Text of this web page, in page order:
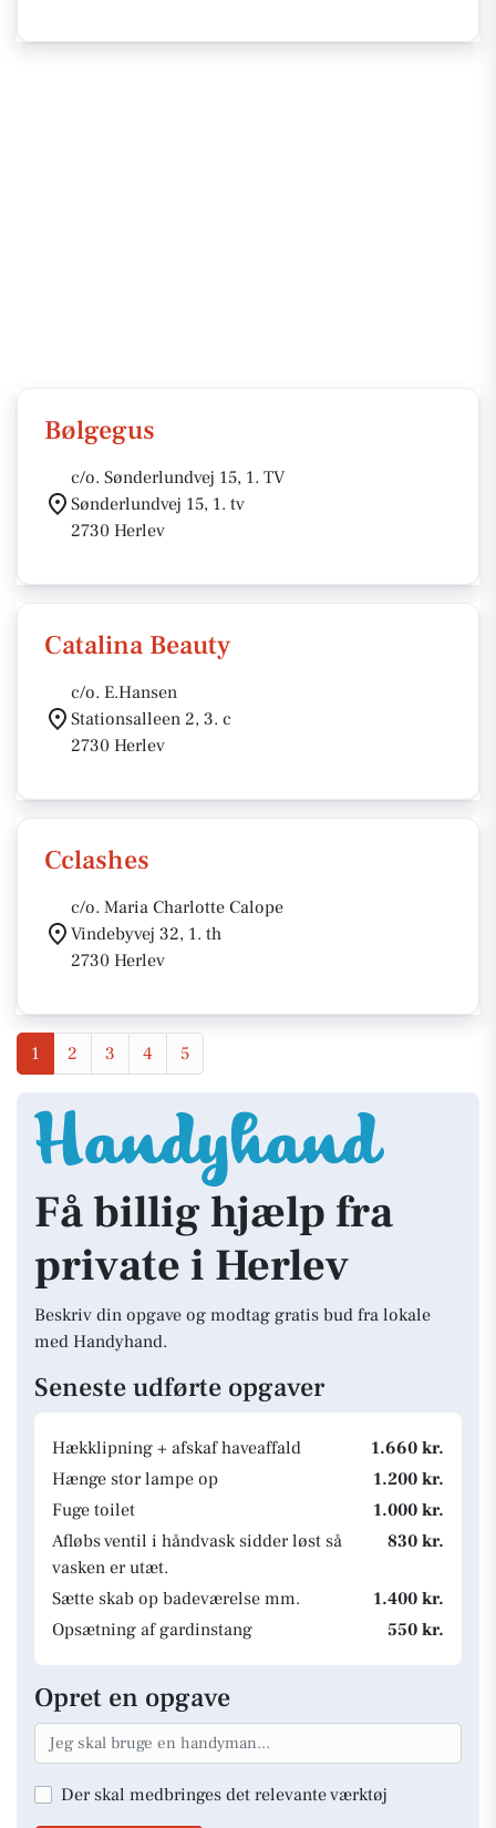
Bølgegus
c/o. Sønderlundvej 15, 1. TV
Sønderlundvej 15, 1. tv
2730 Herlev
Catalina Beauty
c/o. E.Hansen
Stationsalleen 2, 3. c
2730 Herlev
Cclashes
c/o. Maria Charlotte Calope
Vindebyvej 32, 1. th
2730 Herlev
1 2 3 4 5
Få billig hjælp fra
private i Herlev
Beskriv din opgave og modtag gratis bud fra lokale
med Handyhand.
Seneste udførte opgaver
Hækklipning + afskaf haveaffald
1.660 kr.
Hænge stor lampe op
1.200 kr.
Fuge toilet
1.000 kr.
Afløbs ventil i håndvask sidder løst så
vasken er utæt.
830 kr.
Sætte skab op badeværelse mm.
1.400 kr.
Opsætning af gardinstang
550 kr.
Opret en opgave
Der skal medbringes det relevante værktøj